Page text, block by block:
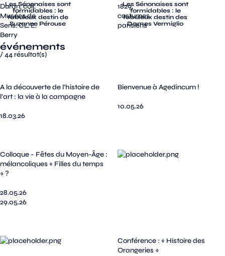
Les Sénonaises sont
formidables : le
fabuleux destin de
Suzanne Pérouse
Les Sénonaises sont
formidables : le
fabuleux destin des
Dames Vermiglio
événements
/44résultat(s)
A la découverte de l’histoire de
l’art : la vie à la campagne
18.03.26
Bienvenue à Agedincum !
10.05.26
Colloque - Fêtes du Moyen-Âge :
mélancoliques « Filles du temps
» ?
28.05.26
29.05.26
Conférence : « Histoire des
Orangeries »